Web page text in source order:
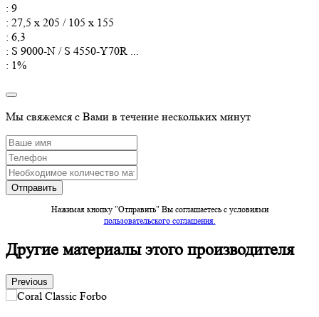
: 9
: 27,5 x 205 / 105 x 155
: 6,3
: S 9000-N / S 4550-Y70R ...
: 1%
Мы свяжемся с Вами в течение нескольких минут
Нажимая кнопку "Отправить" Вы соглашаетесь c условиями
пользовательского соглашения.
Другие материалы этого производителя
Previous